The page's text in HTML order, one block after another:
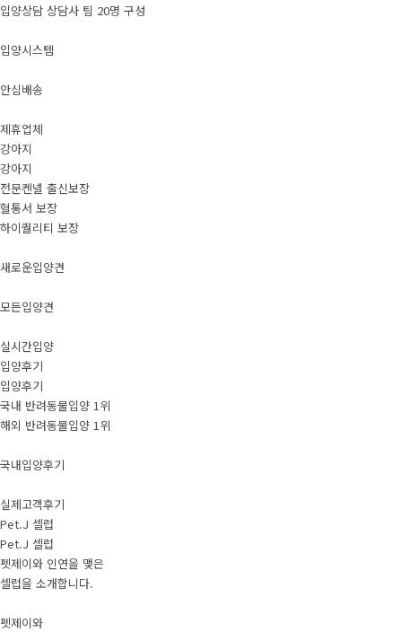
입양상담 상담사 팀 20명 구성
입양시스템
안심배송
제휴업체
강아지
강아지
전문켄넬 출신보장
혈통서 보장
하이퀄리티 보장
새로운입양견
모든입양견
실시간입양
입양후기
입양후기
국내 반려동물입양 1위
해외 반려동물입양 1위
국내입양후기
실제고객후기
Pet.J 셀럽
Pet.J 셀럽
펫제이와 인연을 맺은
셀럽을 소개합니다.
펫제이와